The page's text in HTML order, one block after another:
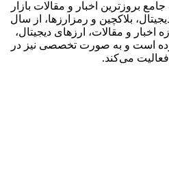
جامع بروزترین اخبار و مقالات بازار
بلاکچین و رمزارزها، از سال
اخبار و مقالات، ارزهای‌ دیجیتال،
است و به صورت تخصصی نیز در
می‌کند.